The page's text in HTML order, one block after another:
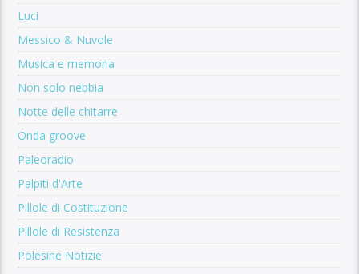
Luci
Messico & Nuvole
Musica e memoria
Non solo nebbia
Notte delle chitarre
Onda groove
Paleoradio
Palpiti d'Arte
Pillole di Costituzione
Pillole di Resistenza
Polesine Notizie